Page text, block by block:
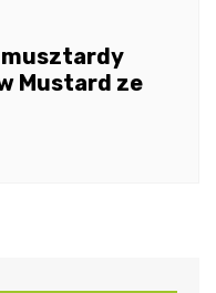
musztardy
Mustard ze